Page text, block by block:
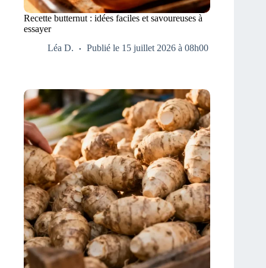
Recette butternut : idées faciles et savoureuses à
essayer
Léa D.
Publié le 15 juillet 2026 à 08h00